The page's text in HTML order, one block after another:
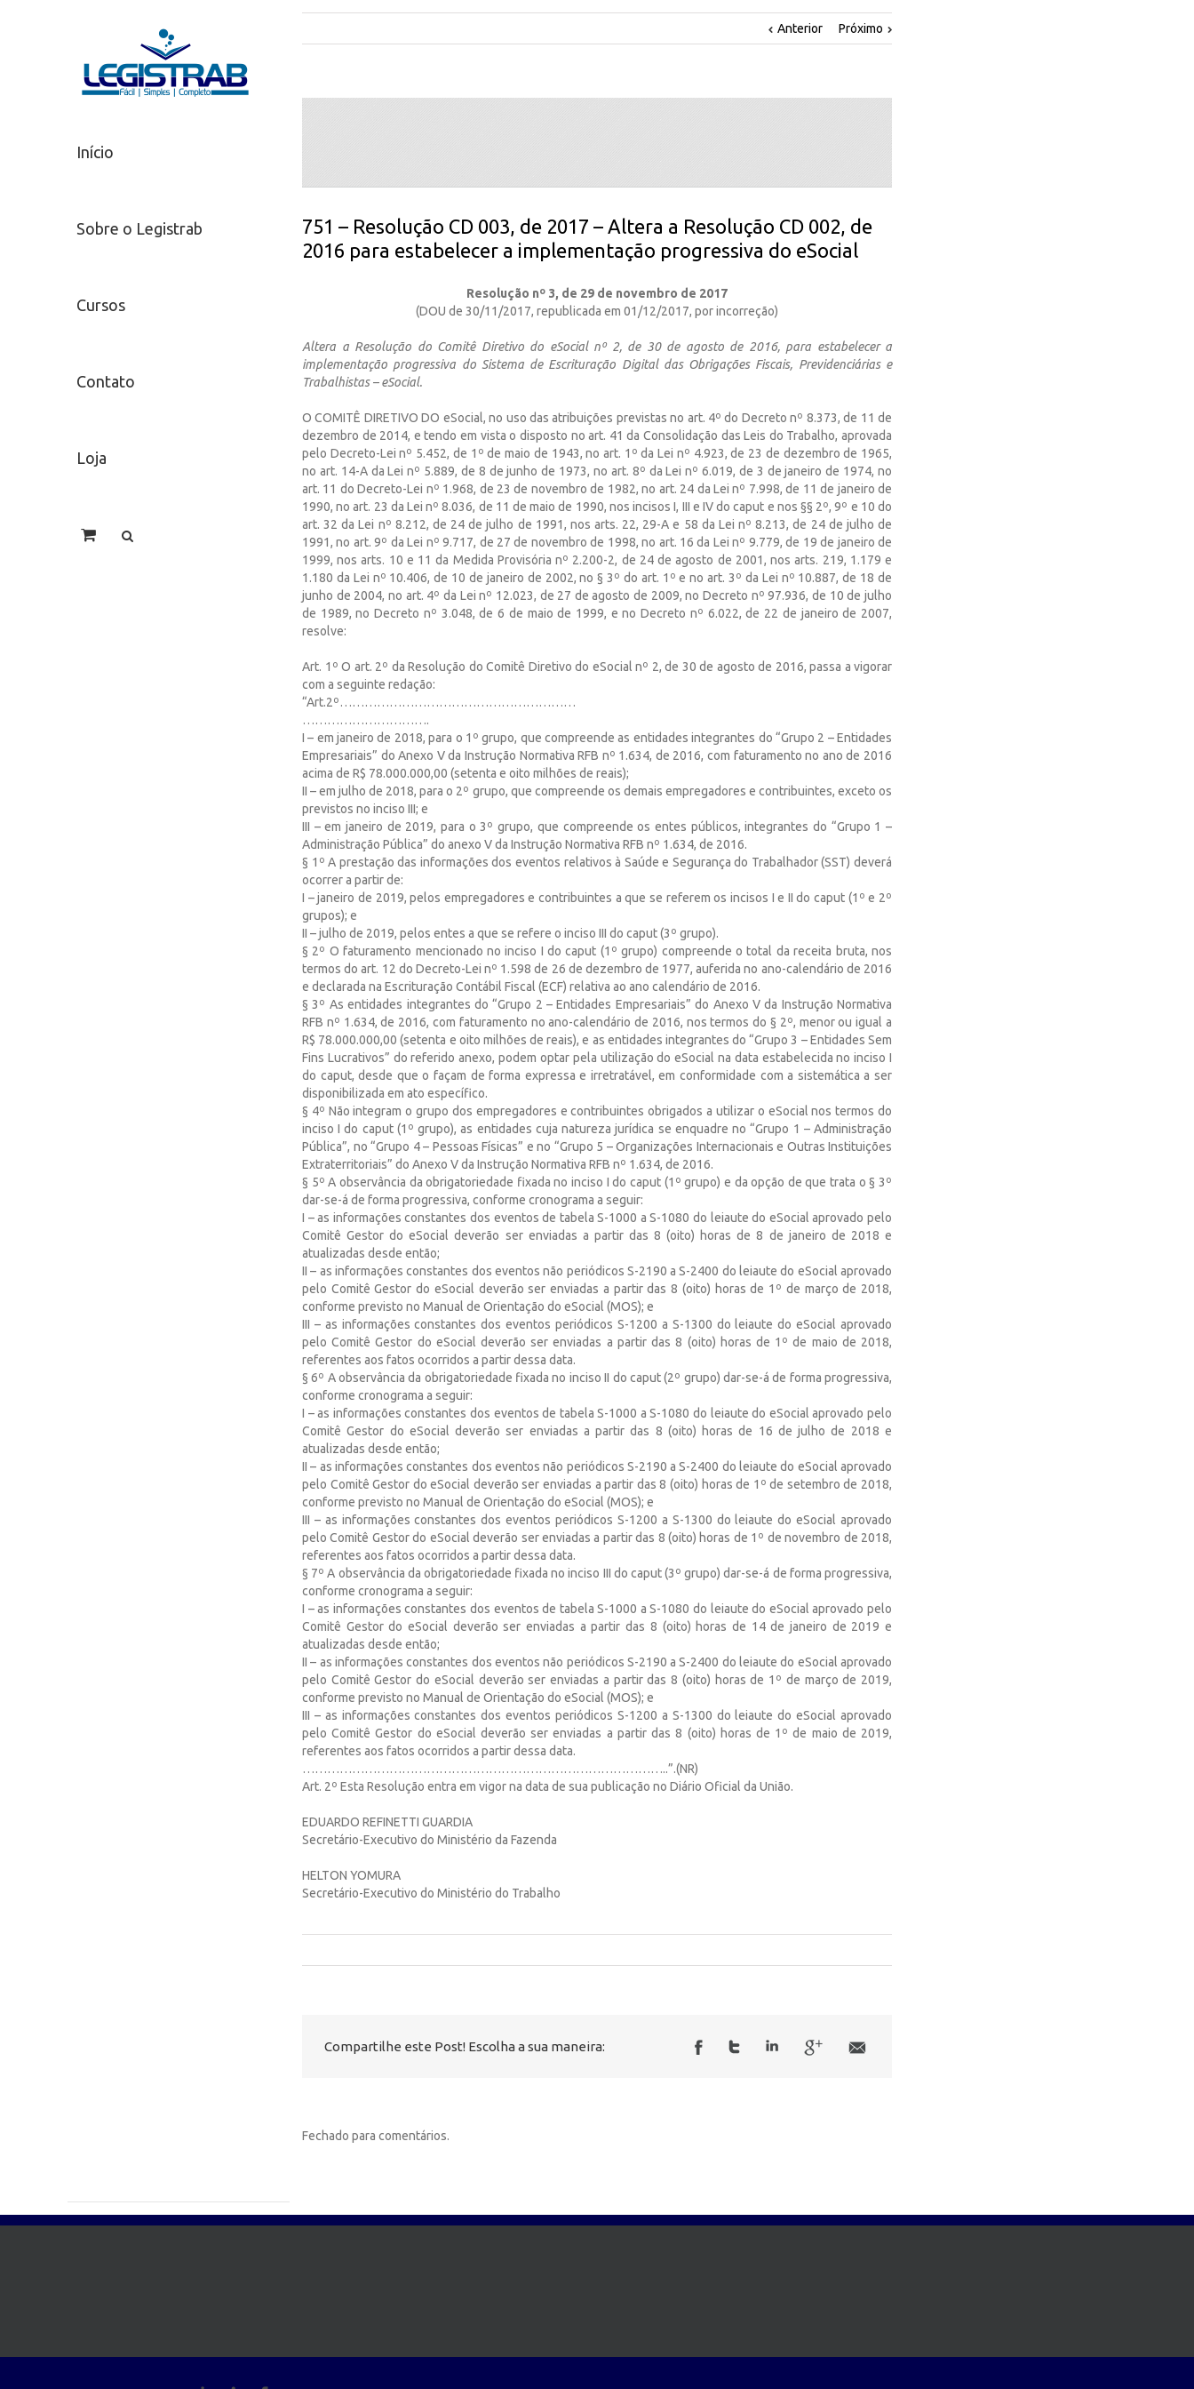
Início
Sobre o Legistrab
Cursos
Contato
Loja
Anterior Próximo
751 – Resolução CD 003, de 2017 – Altera a Resolução CD 002, de
2016 para estabelecer a implementação progressiva do eSocial
Resolução nº 3, de 29 de novembro de 2017
(DOU de 30/11/2017, republicada em 01/12/2017, por incorreção)
Altera a Resolução do Comitê Diretivo do eSocial nº 2, de 30 de agosto de 2016, para estabelecer a
implementação progressiva do Sistema de Escrituração Digital das Obrigações Fiscais, Previdenciárias e
Trabalhistas – eSocial.
O COMITÊ DIRETIVO DO eSocial, no uso das atribuições previstas no art. 4º do Decreto nº 8.373, de 11 de
dezembro de 2014, e tendo em vista o disposto no art. 41 da Consolidação das Leis do Trabalho, aprovada
pelo Decreto-Lei nº 5.452, de 1º de maio de 1943, no art. 1º da Lei nº 4.923, de 23 de dezembro de 1965,
no art. 14-A da Lei nº 5.889, de 8 de junho de 1973, no art. 8º da Lei nº 6.019, de 3 de janeiro de 1974, no
art. 11 do Decreto-Lei nº 1.968, de 23 de novembro de 1982, no art. 24 da Lei nº 7.998, de 11 de janeiro de
1990, no art. 23 da Lei nº 8.036, de 11 de maio de 1990, nos incisos I, III e IV do caput e nos §§ 2º, 9º e 10 do
art. 32 da Lei nº 8.212, de 24 de julho de 1991, nos arts. 22, 29-A e 58 da Lei nº 8.213, de 24 de julho de
1991, no art. 9º da Lei nº 9.717, de 27 de novembro de 1998, no art. 16 da Lei nº 9.779, de 19 de janeiro de
1999, nos arts. 10 e 11 da Medida Provisória nº 2.200-2, de 24 de agosto de 2001, nos arts. 219, 1.179 e
1.180 da Lei nº 10.406, de 10 de janeiro de 2002, no § 3º do art. 1º e no art. 3º da Lei nº 10.887, de 18 de
junho de 2004, no art. 4º da Lei nº 12.023, de 27 de agosto de 2009, no Decreto nº 97.936, de 10 de julho
de 1989, no Decreto nº 3.048, de 6 de maio de 1999, e no Decreto nº 6.022, de 22 de janeiro de 2007,
resolve:
Art. 1º O art. 2º da Resolução do Comitê Diretivo do eSocial nº 2, de 30 de agosto de 2016, passa a vigorar
com a seguinte redação:
“Art.2º…………………………………………………
………………………….
I – em janeiro de 2018, para o 1º grupo, que compreende as entidades integrantes do “Grupo 2 – Entidades
Empresariais” do Anexo V da Instrução Normativa RFB nº 1.634, de 2016, com faturamento no ano de 2016
acima de R$ 78.000.000,00 (setenta e oito milhões de reais);
II – em julho de 2018, para o 2º grupo, que compreende os demais empregadores e contribuintes, exceto os
previstos no inciso III; e
III – em janeiro de 2019, para o 3º grupo, que compreende os entes públicos, integrantes do “Grupo 1 –
Administração Pública” do anexo V da Instrução Normativa RFB nº 1.634, de 2016.
§ 1º A prestação das informações dos eventos relativos à Saúde e Segurança do Trabalhador (SST) deverá
ocorrer a partir de:
I – janeiro de 2019, pelos empregadores e contribuintes a que se referem os incisos I e II do caput (1º e 2º
grupos); e
II – julho de 2019, pelos entes a que se refere o inciso III do caput (3º grupo).
§ 2º O faturamento mencionado no inciso I do caput (1º grupo) compreende o total da receita bruta, nos
termos do art. 12 do Decreto-Lei nº 1.598 de 26 de dezembro de 1977, auferida no ano-calendário de 2016
e declarada na Escrituração Contábil Fiscal (ECF) relativa ao ano calendário de 2016.
§ 3º As entidades integrantes do “Grupo 2 – Entidades Empresariais” do Anexo V da Instrução Normativa
RFB nº 1.634, de 2016, com faturamento no ano-calendário de 2016, nos termos do § 2º, menor ou igual a
R$ 78.000.000,00 (setenta e oito milhões de reais), e as entidades integrantes do “Grupo 3 – Entidades Sem
Fins Lucrativos” do referido anexo, podem optar pela utilização do eSocial na data estabelecida no inciso I
do caput, desde que o façam de forma expressa e irretratável, em conformidade com a sistemática a ser
disponibilizada em ato específico.
§ 4º Não integram o grupo dos empregadores e contribuintes obrigados a utilizar o eSocial nos termos do
inciso I do caput (1º grupo), as entidades cuja natureza jurídica se enquadre no “Grupo 1 – Administração
Pública”, no “Grupo 4 – Pessoas Físicas” e no “Grupo 5 – Organizações Internacionais e Outras Instituições
Extraterritoriais” do Anexo V da Instrução Normativa RFB nº 1.634, de 2016.
§ 5º A observância da obrigatoriedade fixada no inciso I do caput (1º grupo) e da opção de que trata o § 3º
dar-se-á de forma progressiva, conforme cronograma a seguir:
I – as informações constantes dos eventos de tabela S-1000 a S-1080 do leiaute do eSocial aprovado pelo
Comitê Gestor do eSocial deverão ser enviadas a partir das 8 (oito) horas de 8 de janeiro de 2018 e
atualizadas desde então;
II – as informações constantes dos eventos não periódicos S-2190 a S-2400 do leiaute do eSocial aprovado
pelo Comitê Gestor do eSocial deverão ser enviadas a partir das 8 (oito) horas de 1º de março de 2018,
conforme previsto no Manual de Orientação do eSocial (MOS); e
III – as informações constantes dos eventos periódicos S-1200 a S-1300 do leiaute do eSocial aprovado
pelo Comitê Gestor do eSocial deverão ser enviadas a partir das 8 (oito) horas de 1º de maio de 2018,
referentes aos fatos ocorridos a partir dessa data.
§ 6º A observância da obrigatoriedade fixada no inciso II do caput (2º grupo) dar-se-á de forma progressiva,
conforme cronograma a seguir:
I – as informações constantes dos eventos de tabela S-1000 a S-1080 do leiaute do eSocial aprovado pelo
Comitê Gestor do eSocial deverão ser enviadas a partir das 8 (oito) horas de 16 de julho de 2018 e
atualizadas desde então;
II – as informações constantes dos eventos não periódicos S-2190 a S-2400 do leiaute do eSocial aprovado
pelo Comitê Gestor do eSocial deverão ser enviadas a partir das 8 (oito) horas de 1º de setembro de 2018,
conforme previsto no Manual de Orientação do eSocial (MOS); e
III – as informações constantes dos eventos periódicos S-1200 a S-1300 do leiaute do eSocial aprovado
pelo Comitê Gestor do eSocial deverão ser enviadas a partir das 8 (oito) horas de 1º de novembro de 2018,
referentes aos fatos ocorridos a partir dessa data.
§ 7º A observância da obrigatoriedade fixada no inciso III do caput (3º grupo) dar-se-á de forma progressiva,
conforme cronograma a seguir:
I – as informações constantes dos eventos de tabela S-1000 a S-1080 do leiaute do eSocial aprovado pelo
Comitê Gestor do eSocial deverão ser enviadas a partir das 8 (oito) horas de 14 de janeiro de 2019 e
atualizadas desde então;
II – as informações constantes dos eventos não periódicos S-2190 a S-2400 do leiaute do eSocial aprovado
pelo Comitê Gestor do eSocial deverão ser enviadas a partir das 8 (oito) horas de 1º de março de 2019,
conforme previsto no Manual de Orientação do eSocial (MOS); e
III – as informações constantes dos eventos periódicos S-1200 a S-1300 do leiaute do eSocial aprovado
pelo Comitê Gestor do eSocial deverão ser enviadas a partir das 8 (oito) horas de 1º de maio de 2019,
referentes aos fatos ocorridos a partir dessa data.
……………………………………………………………………………..”.(NR)
Art. 2º Esta Resolução entra em vigor na data de sua publicação no Diário Oficial da União.
EDUARDO REFINETTI GUARDIA
Secretário-Executivo do Ministério da Fazenda
HELTON YOMURA
Secretário-Executivo do Ministério do Trabalho
Compartilhe este Post! Escolha a sua maneira:
Fechado para comentários.